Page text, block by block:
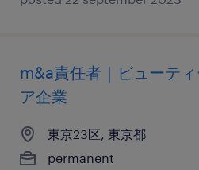
m&a責任者｜ビューテ
ア企業
東京23区, 東京都
permanent